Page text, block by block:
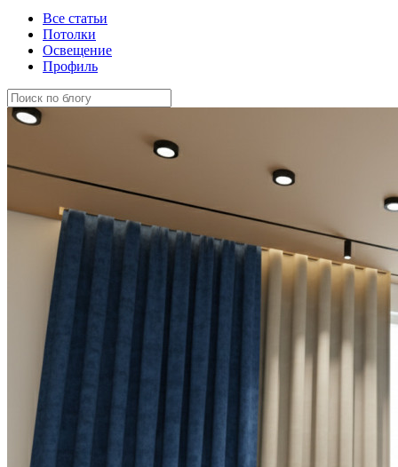
Все статьи
Потолки
Освещение
Профиль